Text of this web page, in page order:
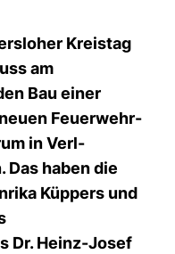
Kreistag
am
Bau einer
Feuerwehr-
in Verl-
Das haben die
Küppers und
Dr. Heinz-Josef